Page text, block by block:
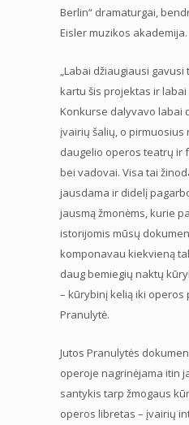
Berlin“ dramaturgai,
Eisler muzikos akademija.
„Labai džiaugiausi
kartu šis projektas ir
Konkurse dalyvavo labai
įvairių šalių, o pirmuosius
daugelio operos teatrų ir
bei vadovai. Visa tai
jausdama ir didelį
jausmą žmonėms, kurie
istorijomis mūsų
komponavau kiekvieną
daug bemiegių naktų
– kūrybinį kelią iki operos
Pranulytė.
Jutos Pranulytės
operoje nagrinėjama itin
santykis tarp žmogaus
operos libretas – įvairių